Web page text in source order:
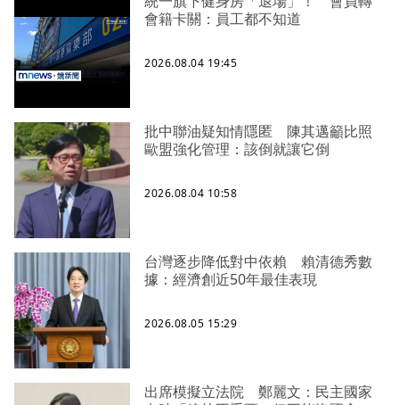
會籍卡關：員工都不知道
2026.08.04 19:45
批中聯油疑知情隱匿 陳其邁籲比照
歐盟強化管理：該倒就讓它倒
2026.08.04 10:58
台灣逐步降低對中依賴 賴清德秀數
據：經濟創近50年最佳表現
2026.08.05 15:29
出席模擬立法院 鄭麗文：民主國家